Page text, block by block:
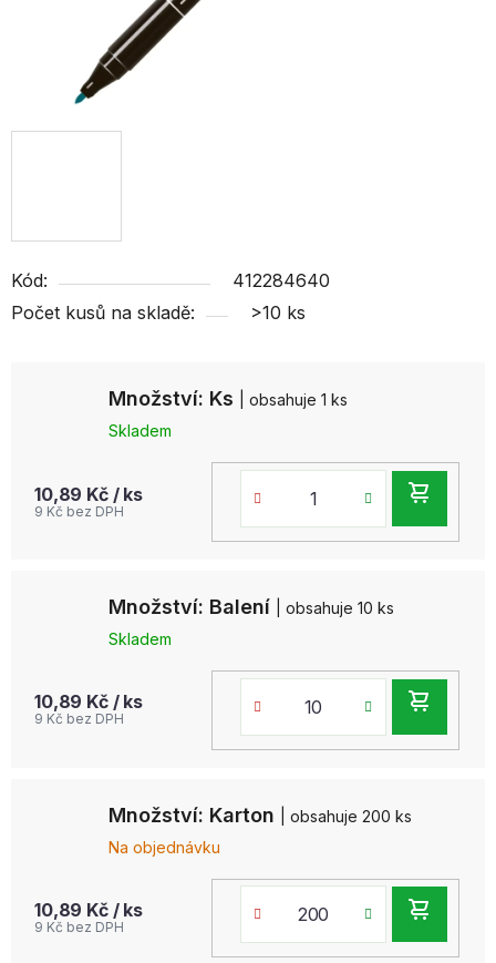
Množství: Ks
| obsahuje 1 ks
Skladem
10,89 Kč / ks
9 Kč bez DPH
Množství: Balení
| obsahuje 10 ks
Skladem
10,89 Kč / ks
9 Kč bez DPH
Množství: Karton
| obsahuje 200 ks
Na objednávku
10,89 Kč / ks
9 Kč bez DPH
Kód:
412284640
Počet kusů na skladě:
>10 ks